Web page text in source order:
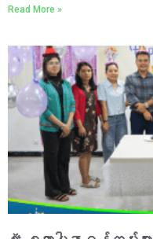
Read More »